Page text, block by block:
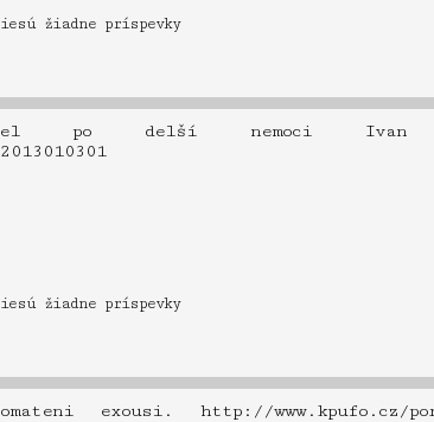
žiadne príspevky
po delší nemoci Ivan
žiadne príspevky
exousi. http://www.kpufo.cz/